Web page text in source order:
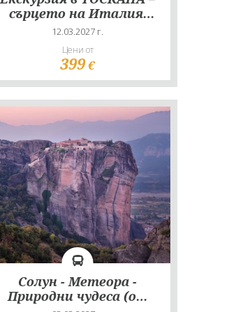
сърцето на Италия,
със самолет, на
12.03.2027 г.
Цени от
399€
Солун - Метеора -
Природни чудеса (от